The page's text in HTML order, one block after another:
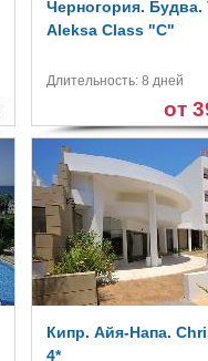
Черногория. Будва.
Aleksa Class "C"
Длительность: 8 дней
от
Кипр. Айя-Напа.
4*